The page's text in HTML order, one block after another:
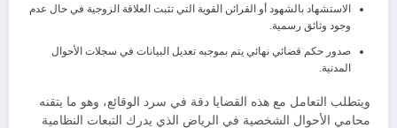
​الاستشهاد بالشهود أو القرائن القوية التي تثبت العلاقة الزوجية في حال عدم
وجود وثائق رسمية.
​صدور حكم قضائي نهائي يتم بموجبه تعديل البيانات في سجلات الأحوال
المدنية.
و​يتطلب التعامل مع هذه القضايا دقة في سرد الوقائع، وهو ما يتقنه
محامي الأحوال الشخصية في الرياض الذي يدرك التبعات النظامية